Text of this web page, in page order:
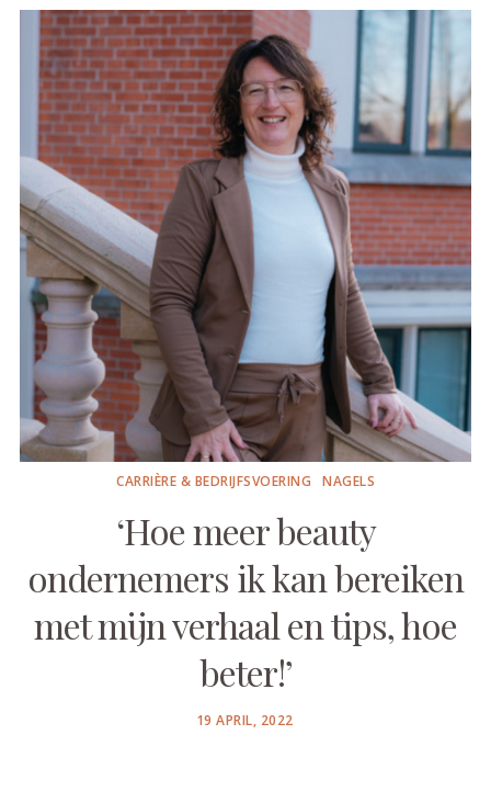
CARRIÈRE & BEDRIJFSVOERING NAGELS
‘Hoe meer beauty
ondernemers ik kan bereiken
met mijn verhaal en tips, hoe
beter!’
POSTED
19 APRIL, 2022